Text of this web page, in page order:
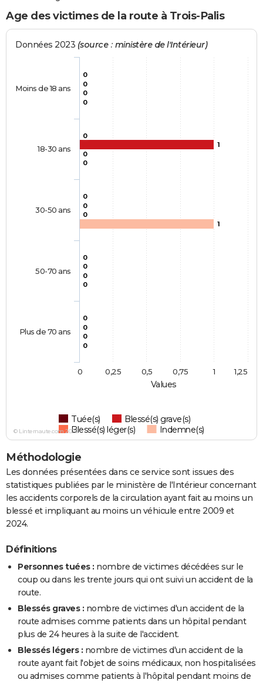
Age des victimes de la route à Trois-Palis
Values
Données 2023 (source : ministère de l'Intérieur)
0
0
0
0
0
0
1
0
0
0
0
0
0
0
0
0
0
1
0
0
Tuée(s)
Blessé(s) grave(s)
Blessé(s) léger(s)
Indemne(s)
Moins de 18 ans
18-30 ans
30-50 ans
50-70 ans
Plus de 70 ans
0 1
0,25 0,5 0,75 1,25
© Linternaute.com 2026
Méthodologie
Les données présentées dans ce service sont issues des
statistiques publiées par le ministère de l'Intérieur concernant
les accidents corporels de la circulation ayant fait au moins un
blessé et impliquant au moins un véhicule entre 2009 et
2024.
Définitions
Personnes tuées : nombre de victimes décédées sur le
coup ou dans les trente jours qui ont suivi un accident de la
route.
Blessés graves : nombre de victimes d'un accident de la
route admises comme patients dans un hôpital pendant
plus de 24 heures à la suite de l'accident.
Blessés légers : nombre de victimes d'un accident de la
route ayant fait l'objet de soins médicaux, non hospitalisées
ou admises comme patients à l'hôpital pendant moins de